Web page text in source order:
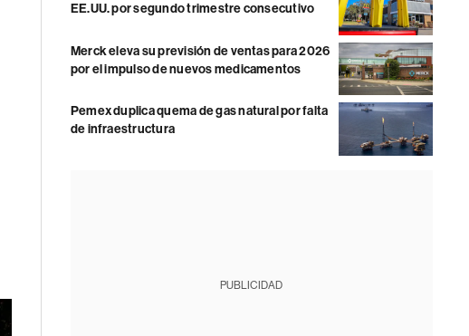
EE.UU. por segundo trimestre consecutivo
Merck eleva su previsión de ventas para 2026
por el impulso de nuevos medicamentos
Pemex duplica quema de gas natural por falta
de infraestructura
PUBLICIDAD